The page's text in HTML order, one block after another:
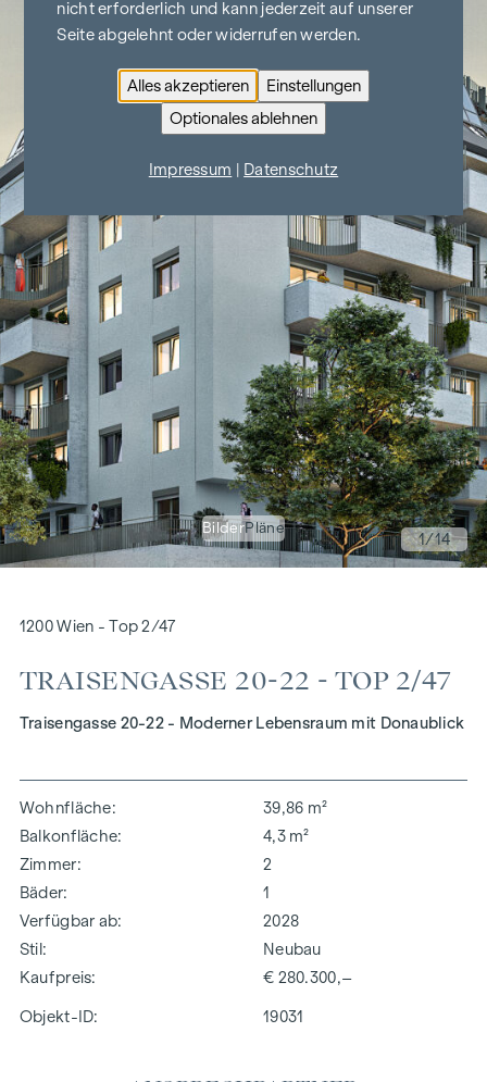
BilderPläne
1/14
1200 Wien - Top 2/47
TRAISENGASSE 20-22 - TOP 2/47
Traisengasse 20-22 - Moderner Lebensraum mit Donaublick
Wohnfläche
39,86 m²
Balkonfläche
4,3 m²
Zimmer
2
Bäder
1
Verfügbar ab
2028
Stil
Neubau
Kaufpreis
€ 280.300,–
Objekt-ID: 19031
nicht erforderlich und kann jederzeit auf unserer
Seite abgelehnt oder widerrufen werden.
Alles akzeptieren
Einstellungen
Optionales ablehnen
Impressum Datenschutz